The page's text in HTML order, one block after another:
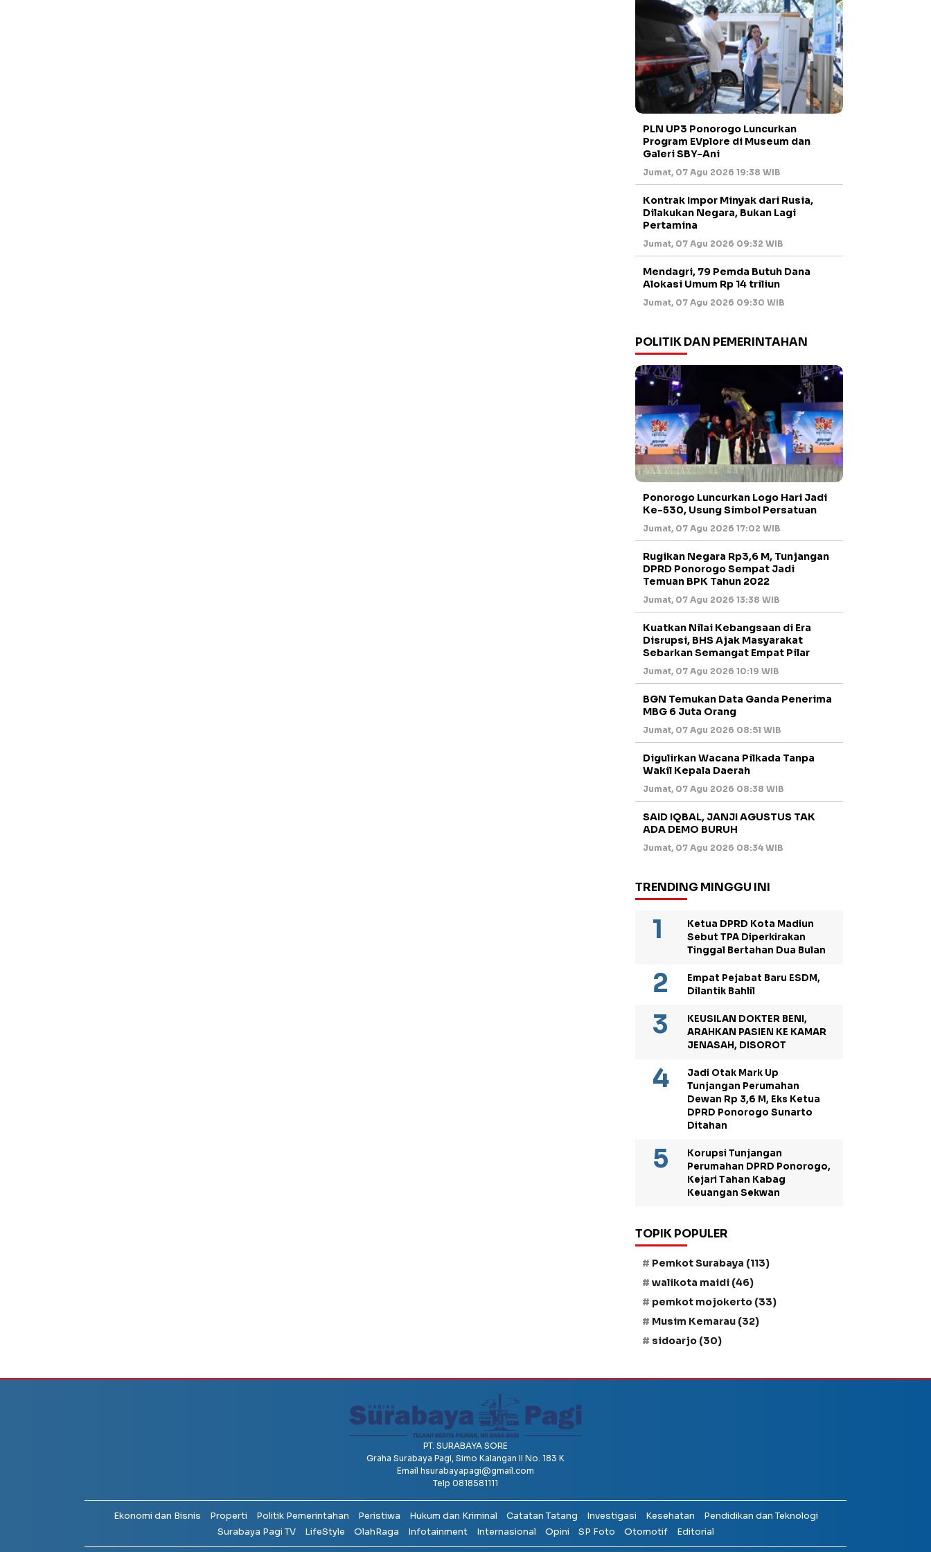
PLN UP3 Ponorogo Luncurkan
Program EVplore di Museum dan
Galeri SBY-Ani
Jumat, 07 Agu 2026 19:38 WIB
Kontrak Impor Minyak dari Rusia,
Dilakukan Negara, Bukan Lagi
Pertamina
Jumat, 07 Agu 2026 09:32 WIB
Mendagri, 79 Pemda Butuh Dana
Alokasi Umum Rp 14 triliun
Jumat, 07 Agu 2026 09:30 WIB
POLITIK DAN PEMERINTAHAN
Ponorogo Luncurkan Logo Hari Jadi
Ke-530, Usung Simbol Persatuan
Jumat, 07 Agu 2026 17:02 WIB
Rugikan Negara Rp3,6 M, Tunjangan
DPRD Ponorogo Sempat Jadi
Temuan BPK Tahun 2022
Jumat, 07 Agu 2026 13:38 WIB
Kuatkan Nilai Kebangsaan di Era
Disrupsi, BHS Ajak Masyarakat
Sebarkan Semangat Empat Pilar
Jumat, 07 Agu 2026 10:19 WIB
BGN Temukan Data Ganda Penerima
MBG 6 Juta Orang
Jumat, 07 Agu 2026 08:51 WIB
Digulirkan Wacana Pilkada Tanpa
Wakil Kepala Daerah
Jumat, 07 Agu 2026 08:38 WIB
SAID IQBAL, JANJI AGUSTUS TAK
ADA DEMO BURUH
Jumat, 07 Agu 2026 08:34 WIB
TRENDING MINGGU INI
Ketua DPRD Kota Madiun
Sebut TPA Diperkirakan
Tinggal Bertahan Dua Bulan
Empat Pejabat Baru ESDM,
Dilantik Bahlil
KEUSILAN DOKTER BENI,
ARAHKAN PASIEN KE KAMAR
JENASAH, DISOROT
Jadi Otak Mark Up
Tunjangan Perumahan
Dewan Rp 3,6 M, Eks Ketua
DPRD Ponorogo Sunarto
Ditahan
Korupsi Tunjangan
Perumahan DPRD Ponorogo,
Kejari Tahan Kabag
Keuangan Sekwan
TOPIK POPULER
Pemkot Surabaya (113)
walikota maidi (46)
pemkot mojokerto (33)
Musim Kemarau (32)
sidoarjo (30)
PT. SURABAYA SORE
Graha Surabaya Pagi, Simo Kalangan II No. 183 K
Email hsurabayapagi@gmail.com
Telp 0818581111
Ekonomi dan Bisnis Properti Politik Pemerintahan Peristiwa Hukum dan Kriminal Catatan Tatang Investigasi Kesehatan
Pendidikan dan Teknologi
Surabaya Pagi TV
LifeStyle OlahRaga Infotainment Internasional Opini SP Foto Otomotif Editorial